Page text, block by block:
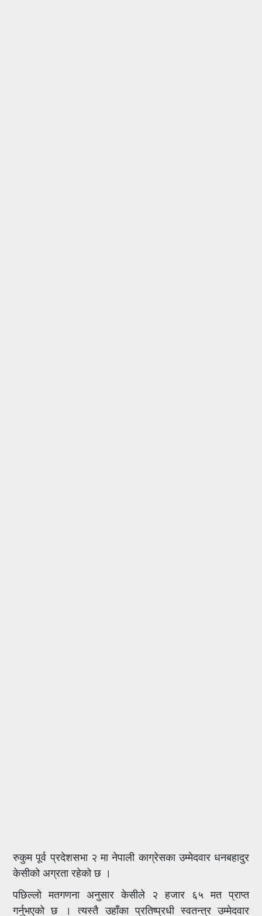
रुकुम पूर्व प्रदेशसभा २ मा नेपाली काग्रेसका उम्मेदवार धनबहादुर
केसीको अग्रता रहेको छ ।
पछिल्लो मतगणना अनुसार केसीले २ हजार ६५ मत प्राप्त
गर्नुभएको छ । त्यस्तै उहाँका प्रतिष्प्रधी स्वतन्त्र उम्मेदवार